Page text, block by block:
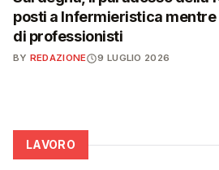
posti a Infermieristica
di professionisti
BY REDAZIONE 9 LUGLIO 2026
LAVORO